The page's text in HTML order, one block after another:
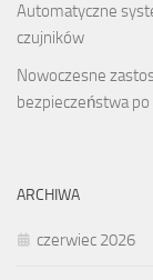
Automatyczne
czujników
Nowoczesne
bezpieczeństwa
ARCHIWA
czerwiec 2026